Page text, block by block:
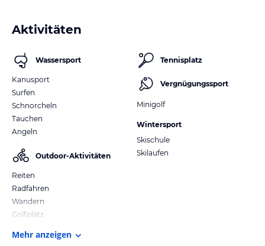
Aktivitäten
Wassersport
Kanusport
Surfen
Schnorcheln
Tauchen
Angeln
Outdoor-Aktivitäten
Reiten
Radfahren
Wandern
Golfplatz
Tennisplatz
Vergnügungssport
Minigolf
Wintersport
Skischule
Skilaufen
Mehr anzeigen